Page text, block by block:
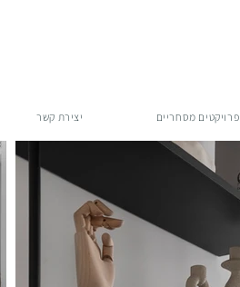
יצירת קשר פרויקטים מסחריים